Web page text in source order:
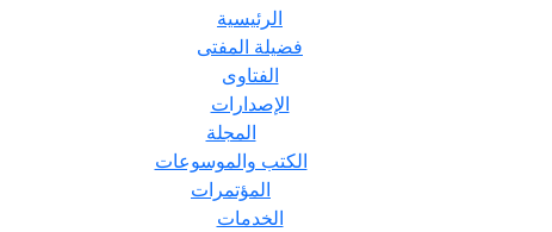
الرئيسية
فضيلة المفتى
الفتاوى
الإصدارات
المجلة
الكتب والموسوعات
المؤتمرات
الخدمات